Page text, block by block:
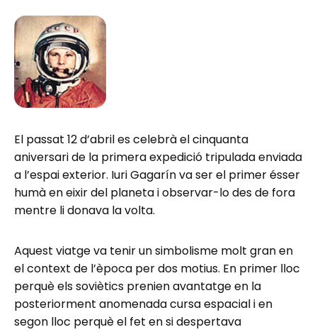
El passat 12 d’abril es celebrà el cinquanta
aniversari de la primera expedició tripulada enviada
a l’espai exterior. Iuri Gagarín va ser el primer ésser
humà en eixir del planeta i observar-lo des de fora
mentre li donava la volta.
Aquest viatge va tenir un simbolisme molt gran en
el context de l’època per dos motius. En primer lloc
perquè els soviètics prenien avantatge en la
posteriorment anomenada cursa espacial i en
segon lloc perquè el fet en si despertava